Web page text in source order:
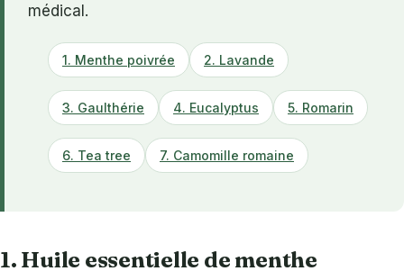
médical.
1. Menthe poivrée 2. Lavande
3. Gaulthérie 4. Eucalyptus 5. Romarin
6. Tea tree 7. Camomille romaine
1. Huile essentielle de menthe